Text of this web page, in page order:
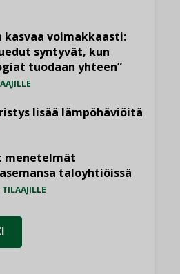
kasvaa voimakkaasti:
syntyvät, kun
tuodaan yhteen”
lisää lämpöhäviöitä
menetelmät
taloyhtiöissä
TILAAJILLE